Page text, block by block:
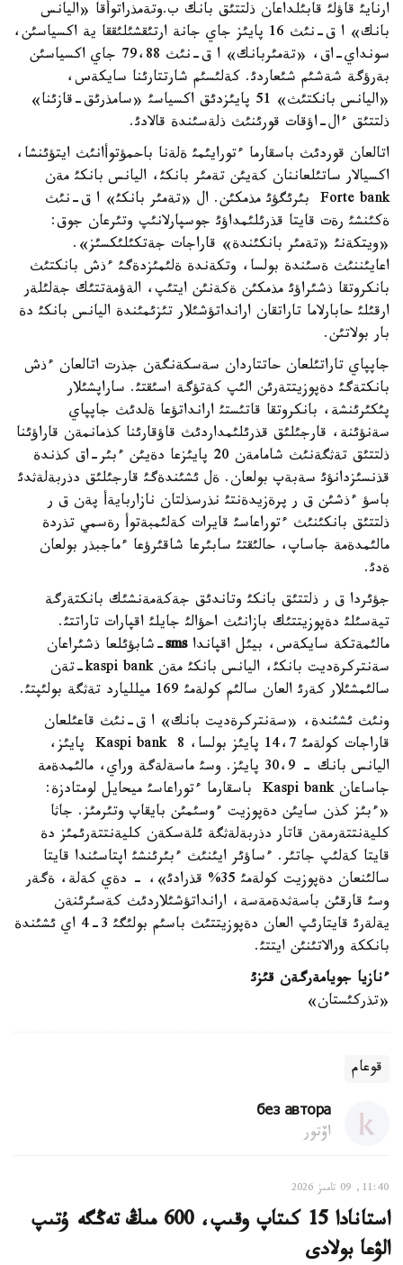
ارنايئ قاؤلئ قابئلداعان ذلتتئق بانك ب.وتةمذراتوأقا «اليانس
بانك» ا ق-نئث 16 پايئز جاي جانة ارتئقشئلئققا ية اكسياسئن،
سونداي-اق، «تةمئربانك» ا ق-نئث 79،88 جاي اكسياسئن
بةرؤگة شةشئم شئعاردئ. كةلئسئم شارتتارئنا سايكةس،
«اليانس بانكتئث» 51 پايئزدئق اكسياسئ «سامذرئق-قازئنا»
ذلتتئق ءال-اؤقات قورئنئث ذلةسئندة قالادئ.
اتالعان قوردئث باسقارما ءتورايئمئ ةلةنا باحمؤتوأانئث ايتؤئنشا،
اكسيالار ساتئلعاننان كةيئن تةمئر بانكئ، اليانس بانكئ مةن
Forte bank بئرئگؤئ مذمكئن. ال «تةمئر بانكئ» ا ق-نئث
ةكئنشئ رةت قايتا قذرئلئمداؤئ جوسپارلانئپ وتئرعان جوق:
«ويتكةنئ «تةمئر بانكئندة» قاراجات جةتكئلئكسئز».
اعايئننئث ةسئندة بولسا، وتكةندة ةلئمئزدةگئ ءذش بانكتئث
بانكروتقا ذشئراؤئ مذمكئن ةكةنئن ايتئپ، الةؤمةتتئك جةلئلةر
ارقئلئ حابارلاما تاراتقان ارانداتؤشئلار تئزئمئندة اليانس بانكئ دة
بار بولاتئن.
جاپپاي تاراتئلعان حاتتاردان سةسكةنگةن جذرت اتالعان ءذش
بانكتةگئ دةپوزيتتةرئن الئپ كةتؤگة اسئقتئ. ساراپشئلار
پئكئرئنشة، بانكروتقا قاتئستئ ارانداتؤعا ةلدئث جاپپاي
سةنؤئنة، قارجئلئق قذرئلئمداردئث قاؤقارئنا كذمانمةن قاراؤئنا
ذلتتئق تةثگةنئث شامامةن 20 پايئزعا دةيئن ءبئر-اق كذندة
قذنسئزدانؤئ سةبةپ بولعان. ةل ئشئندةگئ قارجئلئق دذربةلةثدئ
باسؤ ءذشئن ق ر پرةزيدةنتئ نذرسذلتان نازاربايةأ پةن ق ر
ذلتتئق بانكئنئث ءتوراعاسئ قايرات كةلئمبةتوأ رةسمي تذردة
مالئمدةمة جاساپ، حالئقتئ سابئرعا شاقئرؤعا ءماجبذر بولعان
ةدئ.
جؤئردا ق ر ذلتتئق بانكئ وتاندئق جةكةمةنشئك بانكتةرگة
تيةسئلئ دةپوزيتتئك بازانئث احؤالئ جايلئ اقپارات تاراتتئ.
مالئمةتكة سايكةس، بيئل اقپانداsms-شابؤئلعا ذشئراعان
سةنتركرةديت بانكئ، اليانس بانكئ مةن kaspi bank-تةن
سالئمشئلار كةرئ العان سالئم كولةمئ 169 ميلليارد تةثگة بولئپتئ.
ونئث ئشئندة، «سةنتركرةديت بانك» ا ق-نئث قاعئلعان
قاراجات كولةمئ 14،7 پايئز بولسا، Kaspi bank 8 پايئز،
اليانس بانك - 30،9 پايئز. وسئ ماسةلةگة وراي، مالئمدةمة
جاساعان Kaspi bank باسقارما ءتوراعاسئ ميحايل لومتادزة:
«ءبئز كذن سايئن دةپوزيت ءوسئمئن بايقاپ وتئرمئز. جاثا
كليةنتتةرمةن قاتار دذربةلةثگة ئلةسكةن كليةنتتةرئمئز دة
قايتا كةلئپ جاتئر. ءساؤئر ايئنئث ءبئرئنشئ اپتاسئندا قايتا
سالئنعان دةپوزيت كولةمئ 35% قذرادئ»، - دةي كةلة، ةگةر
وسئ قارقئن باسةثدةمةسة، ارانداتؤشئلاردئث كةسئرئنةن
يةلةرئ قايتارئپ العان دةپوزيتتئث باسئم بولئگئ 3-4 اي ئشئندة
بانككة ورالاتئنئن ايتتئ.
ءنازيا جويامةرگةن قئزئ
«تذركئستان»
قوعام
без автора
اۆتور
11:40, 09 تامىز 2026
استانادا 15 كىتاپ وقىپ، 600 مىڭ تەڭگە ۇتىپ
الۋعا بولادى